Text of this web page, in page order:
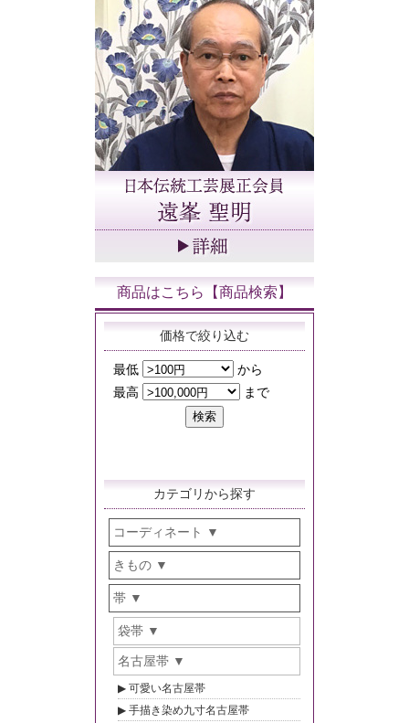
商品はこちら【商品検索】
価格で絞り込む
カテゴリから探す
コーディネート
きもの
帯
袋帯
名古屋帯
可愛い名古屋帯
手描き染め九寸名古屋帯